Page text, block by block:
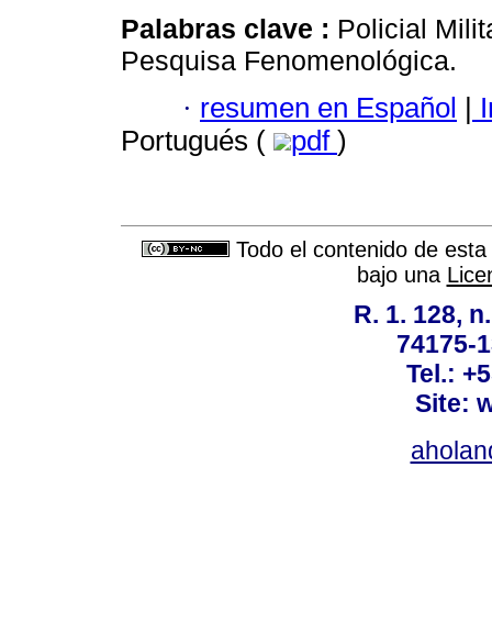
Palabras clave : Policial
Pesquisa Fenomenológica.
· resumen en Español |
Portugués (
pdf )
Todo el contenido de
bajo una
R. 1. 128,
74175-
Tel.:
Site: